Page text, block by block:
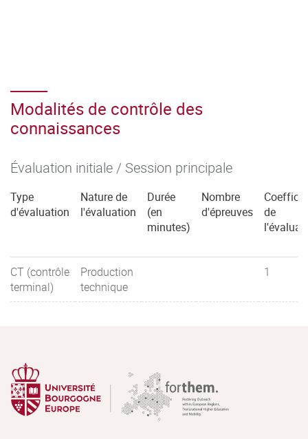
Modalités de contrôle des
connaissances
Évaluation initiale / Session principale
Type
d'évaluation
Nature de
l'évaluation
Durée
(en
minutes)
Nombre
d'épreuves
de
CT (contrôle
terminal)
Production
technique
1